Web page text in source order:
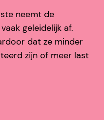
neemt de
geleidelijk af.
dat ze minder
zijn of meer last